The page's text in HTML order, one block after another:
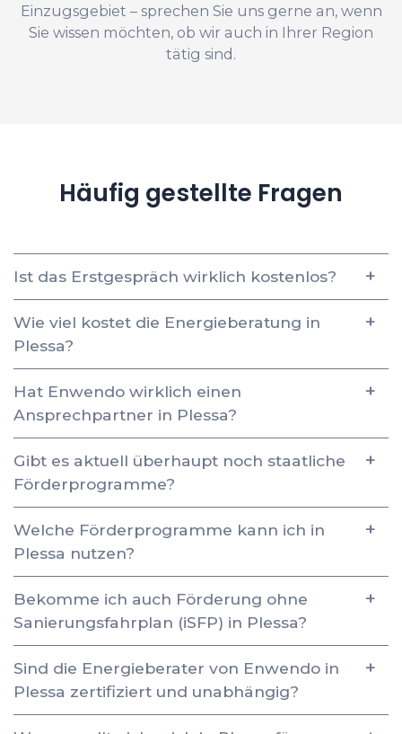
Einzugsgebiet – sprechen Sie uns gerne an, wenn
Sie wissen möchten, ob wir auch in Ihrer Region
tätig sind.
Häufig gestellte Fragen
Ist das Erstgespräch wirklich kostenlos?
Wie viel kostet die Energieberatung in
Plessa?
Hat Enwendo wirklich einen
Ansprechpartner in Plessa?
Gibt es aktuell überhaupt noch staatliche
Förderprogramme?
Welche Förderprogramme kann ich in
Plessa nutzen?
Bekomme ich auch Förderung ohne
Sanierungsfahrplan (iSFP) in Plessa?
Sind die Energieberater von Enwendo in
Plessa zertifiziert und unabhängig?